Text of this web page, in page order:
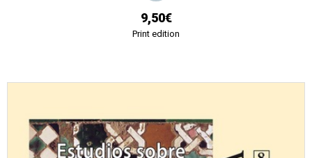
9,50€
Print edition